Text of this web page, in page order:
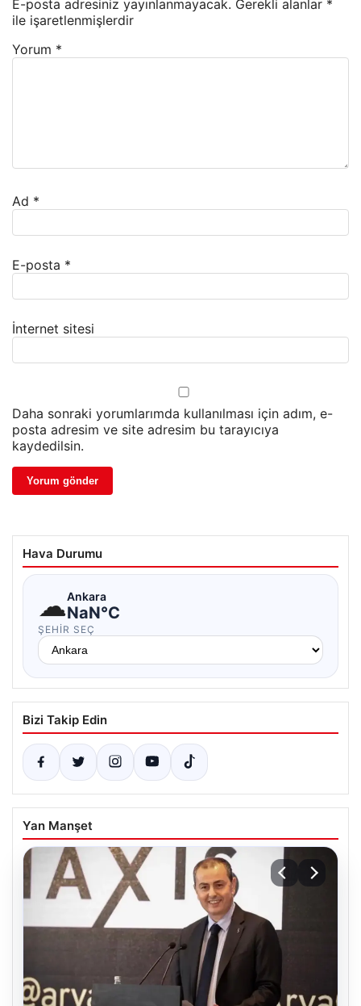
E-posta adresiniz yayınlanmayacak. Gerekli alanlar *
ile işaretlenmişlerdir
Yorum *
Ad *
E-posta *
İnternet sitesi
Daha sonraki yorumlarımda kullanılması için adım, e-
posta adresim ve site adresim bu tarayıcıya
kaydedilsin.
Hava Durumu
☁Ankara
NaN°C
ŞEHIR SEÇ
Bizi Takip Edin
Yan Manşet